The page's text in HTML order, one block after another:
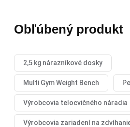
Obľúbený produkt
2,5 kg nárazníkové dosky
Multi Gym Weight Bench
Výrobcovia telocvičného náradia
Výrobcovia zariadení na